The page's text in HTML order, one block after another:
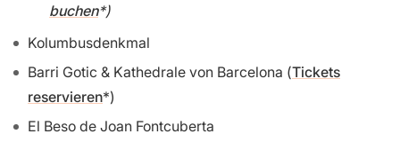
buchen )
Kolumbusdenkmal
Barri Gotic & Kathedrale von Barcelona (Tickets
reservieren )
El Beso de Joan Fontcuberta